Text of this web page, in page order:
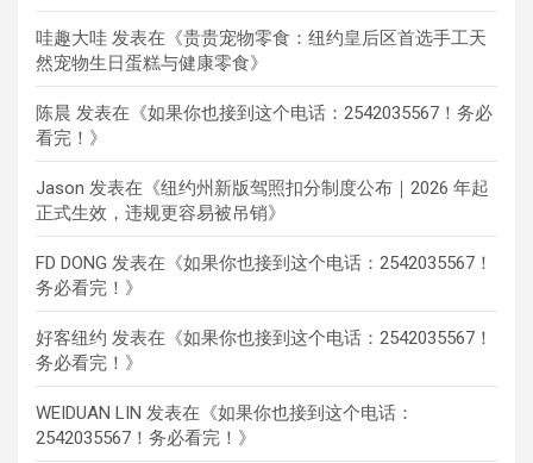
哇趣大哇 发表在《贵贵宠物零食：纽约皇后区首选手工天
然宠物生日蛋糕与健康零食》
陈晨 发表在《如果你也接到这个电话：2542035567！务必
看完！ 》
Jason 发表在《纽约州新版驾照扣分制度公布｜2026 年起
正式生效，违规更容易被吊销》
FD DONG 发表在《如果你也接到这个电话：2542035567！
务必看完！ 》
好客纽约 发表在《如果你也接到这个电话：2542035567！
务必看完！ 》
WEIDUAN LIN 发表在《如果你也接到这个电话：
2542035567！务必看完！ 》